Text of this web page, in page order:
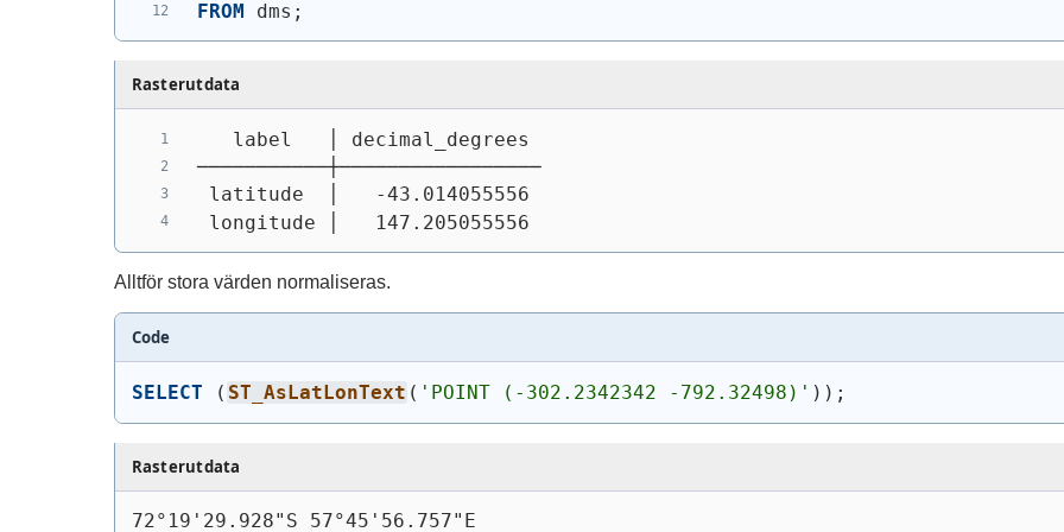
FROM dms;
Rasterutdata
   label   │ decimal_degrees
───────────┼─────────────────
latitude  │   -43.014055556
longitude │   147.205055556
Alltför stora värden normaliseras.
Code
SELECT ( ST_AsLatLonText ( 'POINT (-302.2342342 -792.32498)' ) ) ;
Rasterutdata
72°19'29.928"S 57°45'56.757"E